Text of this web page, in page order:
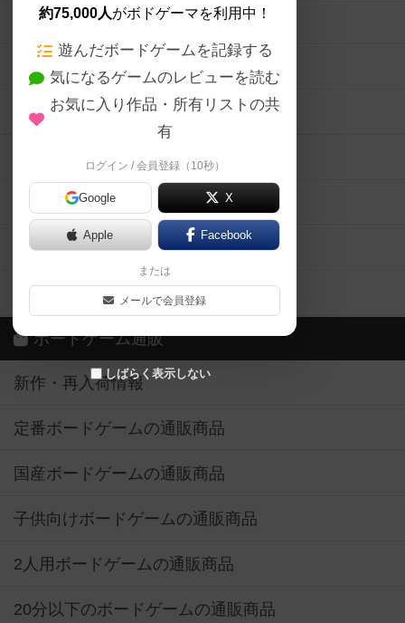
約75,000人がボドゲーマを利用中！
遊んだボードゲームを記録する
気になるゲームのレビューを読む
お気に入り作品・所有リストの共
有
ログイン / 会員登録（10秒）
Google X
Apple Facebook
または
メールで会員登録
しばらく表示しない
ボードゲームの新着レビュー
ボードゲーム会情報
メカニクス特集
掲示板・トピックス
ボドとも・会員一覧
ボードゲーム業界コラム
ボドゲーマご利用案内
ボードゲーム通販
新作・再入荷情報
定番ボードゲームの通販商品
国産ボードゲームの通販商品
子供向けボードゲームの通販商品
2人用ボードゲームの通販商品
20分以下のボードゲームの通販商品